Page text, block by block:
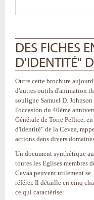
DES FICHES
D'IDENTITÉ"
Outre cette brochure
d'autres outils d'animation
souligne Samuel D.
l'occasion du 40ème
Générale de Torre Pellice,
d'identité" de la Cevaa,
actions dans divers
Un document synthétique
toutes les Eglises membres
Cevaa peuvent utilement se
référer. Il détaille en cinq
ce qui caractérise: